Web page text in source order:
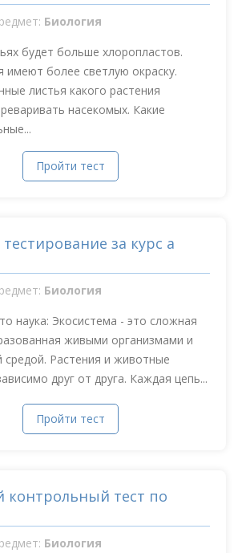
Биология
будет больше хлоропластов.
имеют более светлую окраску.
листья какого растения
насекомых. Какие
Пройти тест
за курс а
Биология
наука: Экосистема - это сложная
живыми организмами и
Растения и животные
друг от друга. Каждая цепь...
Пройти тест
контрольный тест по
Биология